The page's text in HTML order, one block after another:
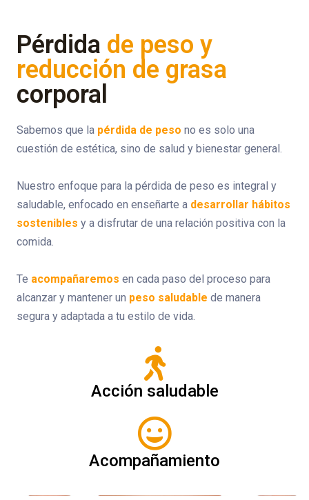
Pérdida de peso y
reducción de grasa
corporal
Sabemos que la pérdida de peso no es solo una
cuestión de estética, sino de salud y bienestar general.
Nuestro enfoque para la pérdida de peso es integral y
saludable, enfocado en enseñarte a desarrollar hábitos
sostenibles y a disfrutar de una relación positiva con la
comida.
Te acompañaremos en cada paso del proceso para
alcanzar y mantener un peso saludable de manera
segura y adaptada a tu estilo de vida.
Acción saludable
Acompañamiento